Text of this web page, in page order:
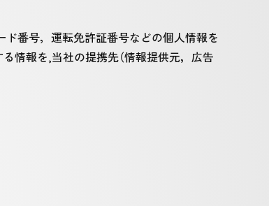
番号，運転免許証番号などの個人情報を
情報を,当社の提携先（情報提供元，広告